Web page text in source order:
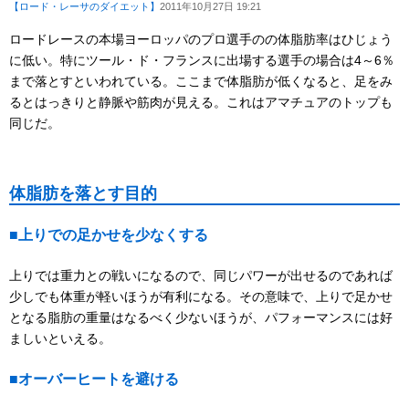
【ロード・レーサのダイエット】 2011年10月27日 19:21
ロードレースの本場ヨーロッパのプロ選手のの体脂肪率はひじょう
に低い。特にツール・ド・フランスに出場する選手の場合は4～6％
まで落とすといわれている。ここまで体脂肪が低くなると、足をみ
るとはっきりと静脈や筋肉が見える。これはアマチュアのトップも
同じだ。
体脂肪を落とす目的
■上りでの足かせを少なくする
上りでは重力との戦いになるので、同じパワーが出せるのであれば
少しでも体重が軽いほうが有利になる。その意味で、上りで足かせ
となる脂肪の重量はなるべく少ないほうが、パフォーマンスには好
ましいといえる。
■オーバーヒートを避ける